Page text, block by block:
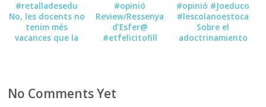
#retalladesedu
No, les docents no
tenim més
vacances que la
#opinió
Review/Ressenya
d’Esfer@
#etfelicitofill
#opinió #Joeduco
#lescolanoestoca
Sobre el
adoctrinamiento
No Comments Yet